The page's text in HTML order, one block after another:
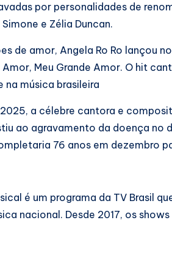
por personalidades de
e Zélia Duncan.
de amor, Angela Ro Ro lançou
Amor, Meu Grande Amor. O hit
música brasileira
a célebre cantora e
ao agravamento da doença no
76 anos em dezembro
é um programa da TV Brasil
nacional. Desde 2017, os